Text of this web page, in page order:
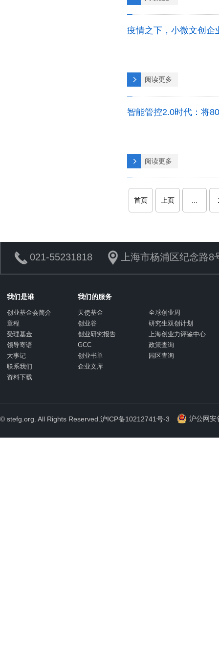
疫情之下，小微文创企
阅读更多
智能管控2.0时代：将
阅读更多
首页 上页
021-55231818 上海市杨浦区纪念路
我们是谁
创业基金会简介
章程
受理基金
领导寄语
大事记
联系我们
资料下载
我们的服务
天使基金
全球创业周
创业谷
研究生双创计划
创业研究报告
上海创业力评鉴中心
GCC
政策查询
创业书单
园区查询
企业文库
© stefg.org. All Rights Reserved. 沪ICP备10212741号-3 沪公网安